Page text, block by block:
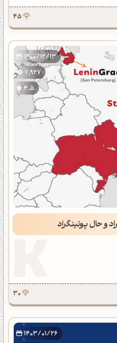
45
1400/12/13
7,927
4.5
و حال پوتینگراد
30
1403/01/26